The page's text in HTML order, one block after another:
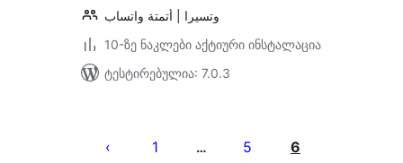
وتسيرا | أتمتة واتساب
10-ზე ნაკლები აქტიური ინსტალაცია
ტესტირებულია: 7.0.3
გვერდებათ
1 … 5 6